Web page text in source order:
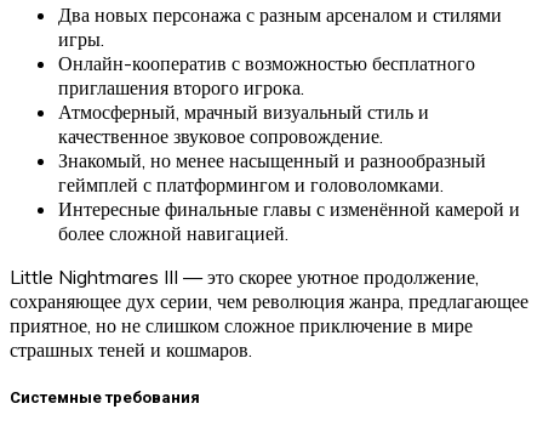
Два новых персонажа с разным арсеналом и стилями
игры.
Онлайн-кооператив с возможностью бесплатного
приглашения второго игрока.
Атмосферный, мрачный визуальный стиль и
качественное звуковое сопровождение.
Знакомый, но менее насыщенный и разнообразный
геймплей с платформингом и головоломками.
Интересные финальные главы с изменённой камерой и
более сложной навигацией.
Little Nightmares III — это скорее уютное продолжение,
сохраняющее дух серии, чем революция жанра, предлагающее
приятное, но не слишком сложное приключение в мире
страшных теней и кошмаров.
Системные требования